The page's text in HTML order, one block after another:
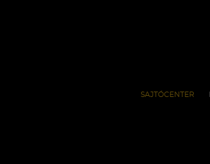
SAJTÓCENTER